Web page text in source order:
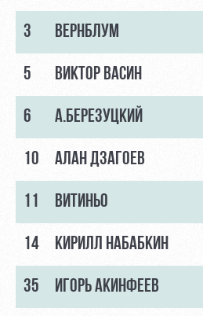
3 ВЕРНБЛУМ
5 ВИКТОР ВАСИН
6 А.БЕРЕЗУЦКИЙ
10 АЛАН ДЗАГОЕВ
11 ВИТИНЬО
14 КИРИЛЛ НАБАБКИН
35 ИГОРЬ АКИНФЕЕВ